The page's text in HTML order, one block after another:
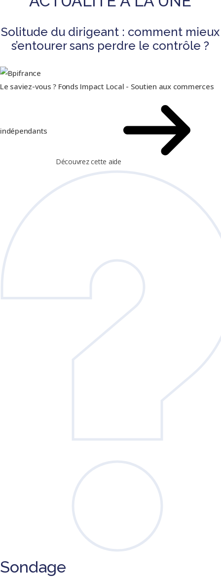
Solitude du dirigeant : comment mieux
s’entourer sans perdre le contrôle ?
Le saviez-vous ? Fonds Impact Local - Soutien aux commerces
indépendants
Découvrez cette aide
Sondage